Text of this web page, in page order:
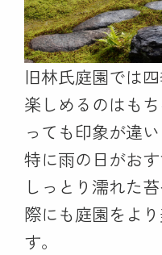
旧林氏庭園では
楽しめるのはも
っても印象が違い
特に雨の日がおす
しっとり濡れた
際にも庭園をよ
す。